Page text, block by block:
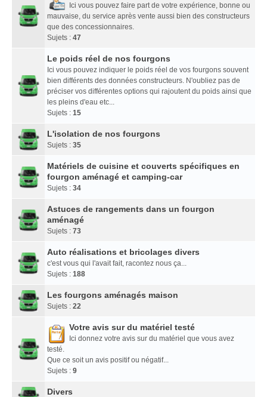
Ici vous pouvez faire part de votre expérience, bonne ou
mauvaise, du service après vente aussi bien des constructeurs
que des concessionnaires.
Sujets : 47
Le poids réel de nos fourgons
Ici vous pouvez indiquer le poids réel de vos fourgons souvent
bien différents des données constructeurs. N'oubliez pas de
préciser vos différentes options qui rajoutent du poids ainsi que
les pleins d'eau etc...
Sujets : 15
L'isolation de nos fourgons
Sujets : 35
Matériels de cuisine et couverts spécifiques en
fourgon aménagé et camping-car
Sujets : 34
Astuces de rangements dans un fourgon
aménagé
Sujets : 73
Auto réalisations et bricolages divers
c'est vous qui l'avait fait, racontez nous ça...
Sujets : 188
Les fourgons aménagés maison
Sujets : 22
Votre avis sur du matériel testé
Ici donnez votre avis sur du matériel que vous avez
testé.
Que ce soit un avis positif ou négatif...
Sujets : 9
Divers